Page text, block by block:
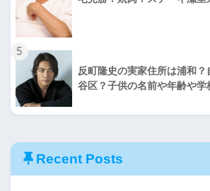
5
反町隆史の実家住所は浦和
谷区？子供の名前や年齢や学
Recent Posts